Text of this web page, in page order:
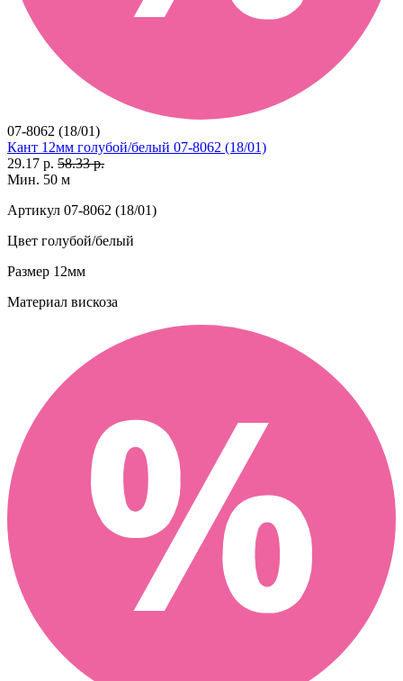
07-8062 (18/01)
Кант 12мм голубой/белый 07-8062 (18/01)
29.17 р. 58.33 р.
Мин. 50 м
Артикул 07-8062 (18/01)
Цвет голубой/белый
Размер 12мм
Материал вискоза